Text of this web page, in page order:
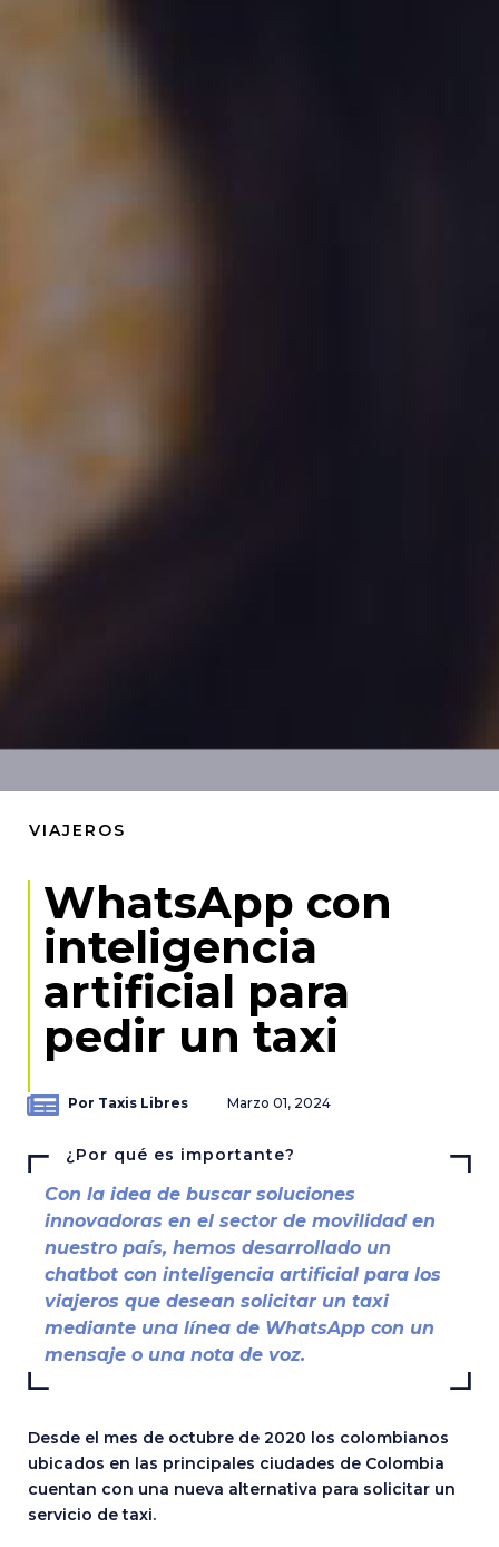
VIAJEROS
WhatsApp con
inteligencia
artificial para
pedir un taxi
Por Taxis Libres Marzo 01, 2024
¿Por qué es importante?
Con la idea de buscar soluciones
innovadoras en el sector de movilidad en
nuestro país, hemos desarrollado un
chatbot con inteligencia artificial para los
viajeros que desean solicitar un taxi
mediante una línea de WhatsApp con un
mensaje o una nota de voz.
Desde el mes de octubre de 2020 los colombianos
ubicados en las principales ciudades de Colombia
cuentan con una nueva alternativa para solicitar un
servicio de taxi.